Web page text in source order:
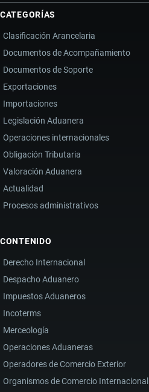
CATEGORÍAS
Clasificación Arancelaria
Documentos de Acompañamiento
Documentos de Soporte
Exportaciones
Importaciones
Legislación Aduanera
Operaciones internacionales
Obligación Tributaria
Valoración Aduanera
Actualidad
Procesos administrativos
CONTENIDO
Derecho Internacional
Despacho Aduanero
Impuestos Aduaneros
Incoterms
Merceología
Operaciones Aduaneras
Operadores de Comercio Exterior
Organismos de Comercio Internacional